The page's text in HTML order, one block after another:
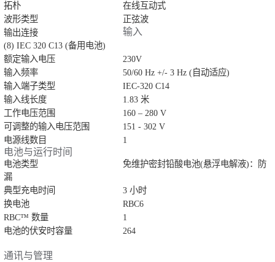
拓朴
在线互动式
波形类型
正弦波
输出连接
(8) IEC 320 C13 (备用电池)
输入
额定输入电压
230V
输入频率
50/60 Hz +/- 3 Hz (自动适应)
输入端子类型
IEC-320 C14
输入线长度
1.83 米
工作电压范围
160 – 280 V
可调整的输入电压范围
151 - 302 V
电源线数目
1
电池与运行时间
电池类型
免维护密封铅酸电池(悬浮电解液)：防
漏
典型充电时间
3 小时
换电池
RBC6
RBC™ 数量
1
电池的伏安时容量
264
通讯与管理
池